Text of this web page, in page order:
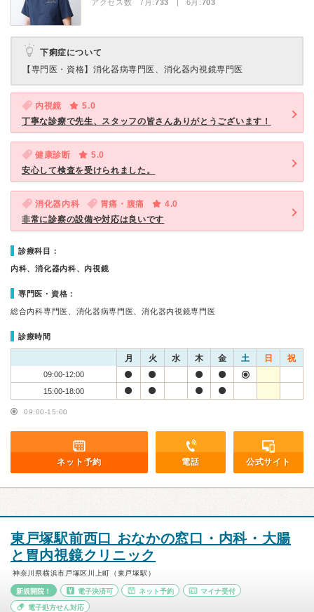
アクセス数 7月: 733 | 6月: 703
下痢症について
【専門医・資格】 消化器病専門医、消化器内視鏡専門医
内視鏡
5.0
丁寧な診療で先生、スタッフの皆さんありがとうございます！
健康診断
5.0
安心して検査を受けられました。
消化器内科 胃痛・腹痛
4.0
非常に診察の設備や対応は良いです
診療科目：
内科、消化器内科、内視鏡
専門医・資格：
総合内科専門医、消化器病専門医、消化器内視鏡専門医
診療時間
月 火 水 木 金 土 日 祝
09:00-12:00
15:00-18:00
09:00-15:00
ネット予約 電話 公式サイト
東戸塚駅前西口 おなかの窓口・内科・大腸
と胃内視鏡クリニック
神奈川県横浜市戸塚区川上町（東戸塚駅）
新規開院！ 電子決済可 ネット予約 マイナ受付
電子処方せん対応